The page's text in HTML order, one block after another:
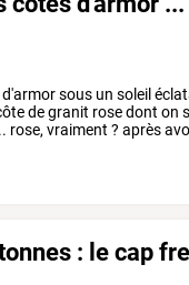
d'armorsous un soleil
degranit rosedont on
rose, vraiment ? après
: le cap